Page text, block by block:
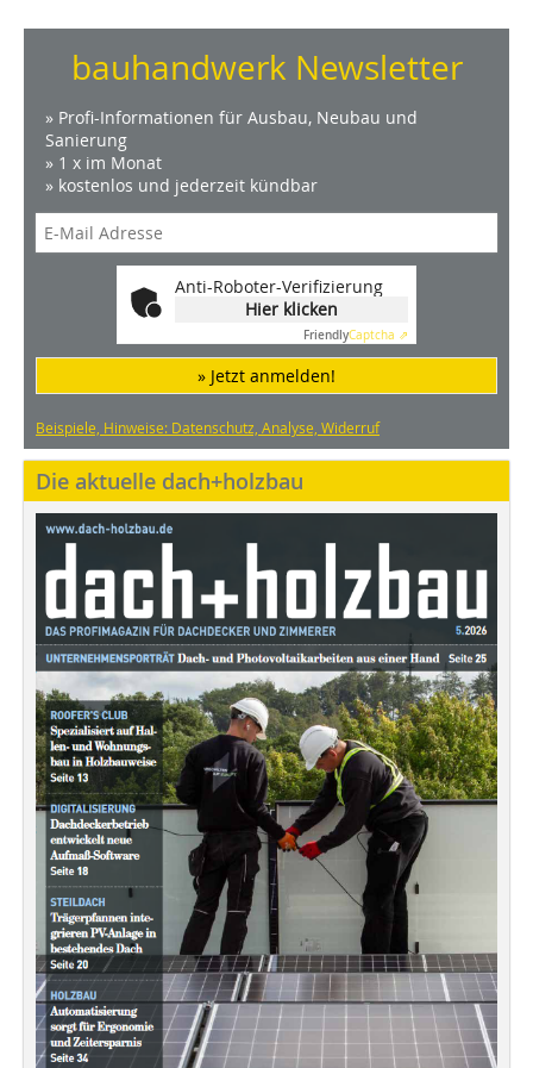
bauhandwerk Newsletter
» Profi-Informationen für Ausbau, Neubau und
Sanierung
» 1 x im Monat
» kostenlos und jederzeit kündbar
Anti-Roboter-Verifizierung
Hier klicken
FriendlyCaptcha ⇗
» Jetzt anmelden!
Beispiele, Hinweise: Datenschutz, Analyse, Widerruf
Die aktuelle dach+holzbau